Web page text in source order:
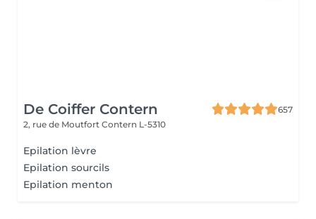
De Coiffer Contern
657
2, rue de Moutfort Contern L-5310
Epilation lèvre
Epilation sourcils
Epilation menton